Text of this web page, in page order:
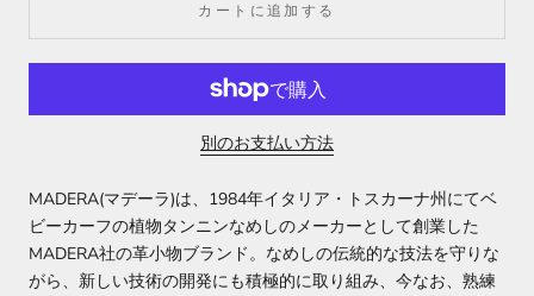
カートに追加する
別のお支払い方法
MADERA(マデーラ)は、1984年イタリア・トスカーナ州にてベ
ビーカーフの植物タンニンなめしのメーカーとして創業した
MADERA社の革小物ブランド。なめしの伝統的な技法を守りな
がら、新しい技術の開発にも積極的に取り組み、今なお、熟練